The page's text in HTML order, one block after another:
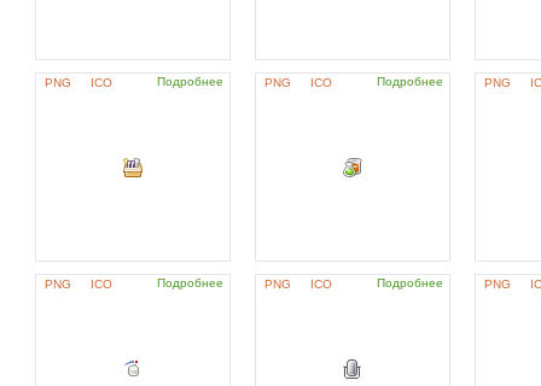
PNG ICO Подробнее PNG ICO Подробнее PNG
PNG ICO Подробнее PNG ICO Подробнее PNG